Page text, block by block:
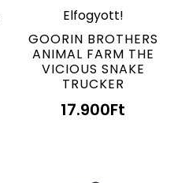
Elfogyott!
GOORIN BROTHERS
ANIMAL FARM THE
VICIOUS SNAKE
TRUCKER
17.900Ft